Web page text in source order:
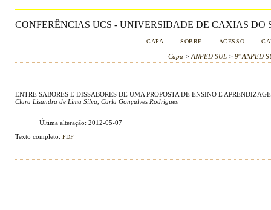
CONFERÊNCIAS UCS - UNIVERSIDADE DE CAXIAS DO
CAPA SOBRE ACESSO
Capa > ANPED SUL> 9ª ANPED
ENTRE SABORES E DISSABORES DE UMA PROPOSTA DE ENSINO E
Clara Lisandra de Lima Silva, Carla Gonçalves Rodrigues
Última alteração: 2012-05-07
Texto completo: PDF